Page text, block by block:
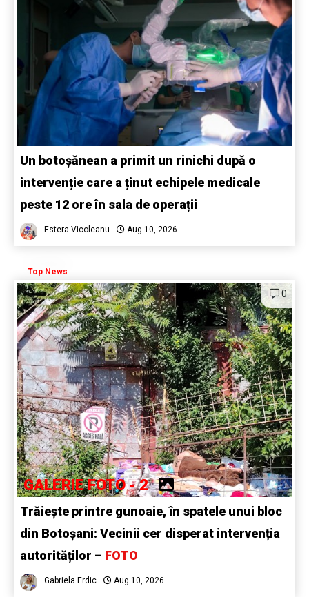
Un botoșănean a primit un rinichi după o
intervenție care a ținut echipele medicale
peste 12 ore în sala de operații
Estera Vicoleanu Aug 10, 2026
Top News
0
GALERIE FOTO - 2
Trăiește printre gunoaie, în spatele unui bloc
din Botoșani: Vecinii cer disperat intervenția
autorităților – FOTO
Gabriela Erdic Aug 10, 2026